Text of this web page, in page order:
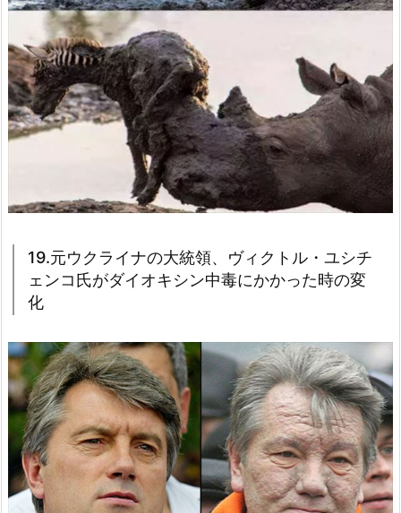
19.元ウクライナの大統領、ヴィクトル・ユシチ
ェンコ氏がダイオキシン中毒にかかった時の変
化